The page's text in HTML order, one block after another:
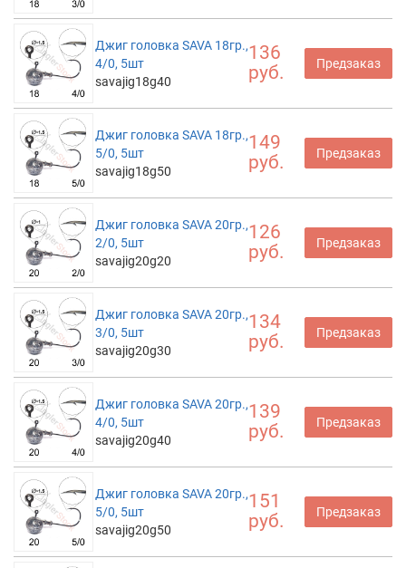
Джиг головка SAVA 18гр.,
4/0, 5шт
savajig18g40
136
руб.
Предзаказ
Джиг головка SAVA 18гр.,
5/0, 5шт
savajig18g50
149
руб.
Предзаказ
Джиг головка SAVA 20гр.,
2/0, 5шт
savajig20g20
126
руб.
Предзаказ
Джиг головка SAVA 20гр.,
3/0, 5шт
savajig20g30
134
руб.
Предзаказ
Джиг головка SAVA 20гр.,
4/0, 5шт
savajig20g40
139
руб.
Предзаказ
Джиг головка SAVA 20гр.,
5/0, 5шт
savajig20g50
151
руб.
Предзаказ